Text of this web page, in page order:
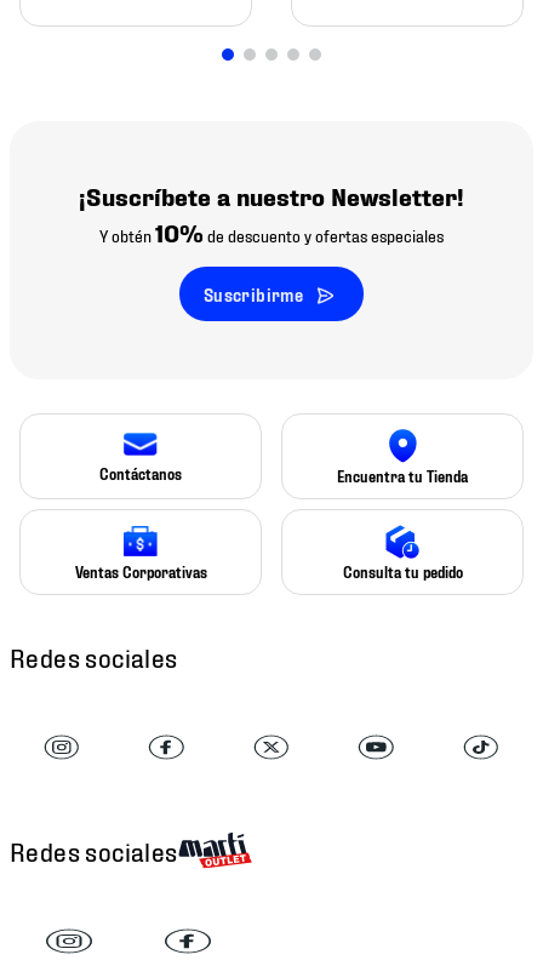
¡Suscríbete a nuestro Newsletter!
Y obtén10% de descuento y ofertas especiales
Suscribirme
Contáctanos Encuentra tu Tienda
Ventas Corporativas Consulta tu pedido
Redes sociales
Redes sociales